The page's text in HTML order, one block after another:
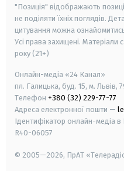
"Позиція" відображають
не поділяти їхніх поглядів.
цитування можна
Усі права захищені. Матеріали
року (21+)
Онлайн-медіа «24 Канал»
пл. Галицька, буд. 15, м. Львів,
Телефон +380 (32) 229-77-77
Адреса електронної пошти —
Ідентифікатор онлайн-медіа в
R40-06057
© 2005—2026, ПрАТ